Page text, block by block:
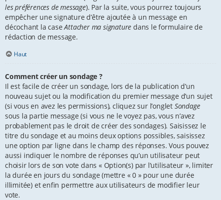
les préférences de message). Par la suite, vous pourrez toujours
empêcher une signature d’être ajoutée à un message en
décochant la caseAttacher ma signature dans le formulaire de
rédaction de message.
Haut
Comment créer un sondage ?
Il est facile de créer un sondage, lors de la publication d’un
nouveau sujet ou la modification du premier message d’un sujet
(si vous en avez les permissions), cliquez sur l’onglet Sondage
sous la partie message (si vous ne le voyez pas, vous n’avez
probablement pas le droit de créer des sondages). Saisissez le
titre du sondage et au moins deux options possibles, saisissez
une option par ligne dans le champ des réponses. Vous pouvez
aussi indiquer le nombre de réponses qu’un utilisateur peut
choisir lors de son vote dans « Option(s) par l’utilisateur », limiter
la durée en jours du sondage (mettre « 0 » pour une durée
illimitée) et enfin permettre aux utilisateurs de modifier leur
vote.